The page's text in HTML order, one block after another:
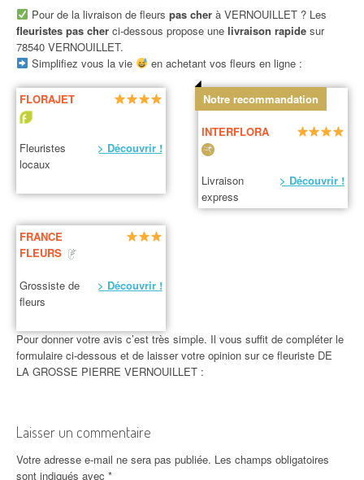
Pour de la livraison de fleurs pas cherà VERNOUILLET ? Les
fleuristes pas cher ci-dessous propose une livraison rapide sur
78540 VERNOUILLET.
Simplifiez vous la vie
en achetant vos fleurs en ligne :
FLORAJET
Fleuristes
locaux
> Découvrir !
Notre recommandation
INTERFLORA
Livraison
express
> Découvrir !
FRANCE
FLEURS
Grossiste de
fleurs
> Découvrir !
Pour donner votre avis c’est très simple. Il vous suffit de compléter le
formulaire ci-dessous et de laisser votre opinion sur ce fleuriste DE
LA GROSSE PIERRE VERNOUILLET :
Laisser un commentaire
Votre adresse e-mail ne sera pas publiée. Les champs obligatoires
sont indiqués avec *